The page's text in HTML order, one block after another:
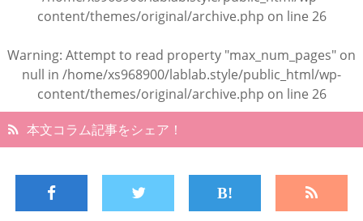
content/themes/original/archive.php on line 26
Warning: Attempt to read property "max_num_pages" on
null in /home/xs968900/lablab.style/public_html/wp-
content/themes/original/archive.php on line 26
本文コラム記事をシェア！